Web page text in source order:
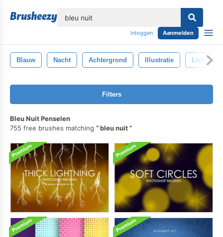
Inloggen Aanmelden
Blauw Nacht Achtergrond Illustratie Licht
Filters
Bleu Nuit Penselen
755 free brushes matching
bleu nuit